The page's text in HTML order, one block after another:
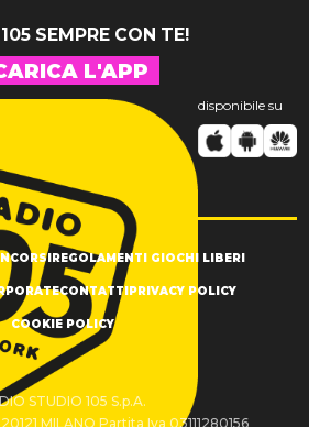
SEMPRE CON TE!
L'APP
disponibile su
REGOLAMENTI GIOCHI LIBERI
CONTATTIPRIVACY POLICY
COOKIE POLICY
STUDIO 105 S.p.A.
MILANO Partita Iva 03111280156